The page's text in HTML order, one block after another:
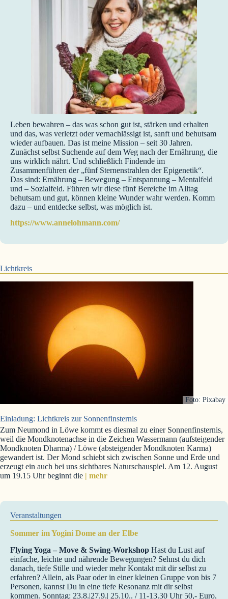
Leben bewahren – das was schon gut ist, stärken und erhalten
und das, was verletzt oder vernachlässigt ist, sanft und behutsam
wieder aufbauen. Das ist meine Mission – seit 30 Jahren.
Zunächst selbst Suchende auf dem Weg nach der Ernährung, die
uns wirklich nährt. Und schließlich Findende im
Zusammenführen der „fünf Sternenstrahlen der Epigenetik“.
Das sind: Ernährung – Bewegung – Entspannung – Mentalfeld
und – Sozialfeld. Führen wir diese fünf Bereiche im Alltag
behutsam und gut, können kleine Wunder wahr werden. Komm
dazu – und entdecke selbst, was möglich ist.
https://www.annelohmann.com/
Lichtkreis
Foto: Pixabay
Einladung: Lichtkreis zur Sonnenfinsternis
Zum Neumond in Löwe kommt es diesmal zu einer Sonnenfinsternis,
weil die Mondknotenachse in die Zeichen Wassermann (aufsteigender
Mondknoten Dharma) / Löwe (absteigender Mondknoten Karma)
gewandert ist. Der Mond schiebt sich zwischen Sonne und Erde und
erzeugt ein auch bei uns sichtbares Naturschauspiel. Am 12. August
um 19.15 Uhr beginnt die | mehr
Veranstaltungen
Sommer im Yogini Dome an der Elbe
Flying Yoga – Move & Swing-Workshop Hast du Lust auf
einfache, leichte und nährende Bewegungen? Sehnst du dich
danach, tiefe Stille und wieder mehr Kontakt mit dir selbst zu
erfahren? Allein, als Paar oder in einer kleinen Gruppe von bis 7
Personen, kannst Du in eine tiefe Resonanz mit dir selbst
kommen. Sonntag: 23.8.|27.9.| 25.10.. / 11-13.30 Uhr 50,- Euro,